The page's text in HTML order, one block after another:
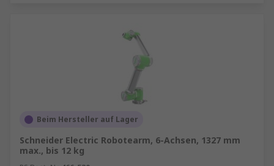
Beim Hersteller auf Lager
Schneider Electric Robotearm, 6-Achsen, 1327 mm
max., bis 12 kg